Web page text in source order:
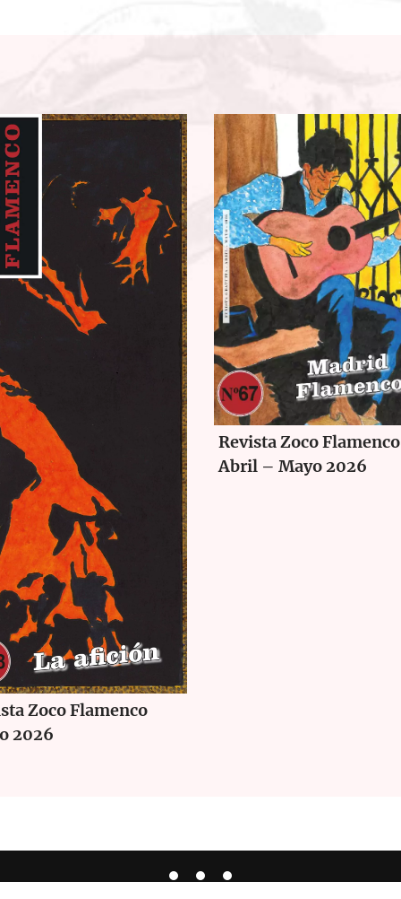
Zoco Flamenco
2026
Revista Zoco Flamenco
Abril – Mayo 2026